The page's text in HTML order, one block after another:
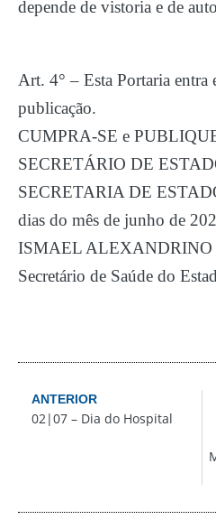
depende de vistoria e de
Art. 4° – Esta Portaria entra
publicação.
CUMPRA-SE e
SECRETÁRIO DE
SECRETARIA DE
dias do mês de junho de
ISMAEL ALEXANDRINO
Secretário de Saúde do
ANTERIOR
02|07 – Dia do Hospital